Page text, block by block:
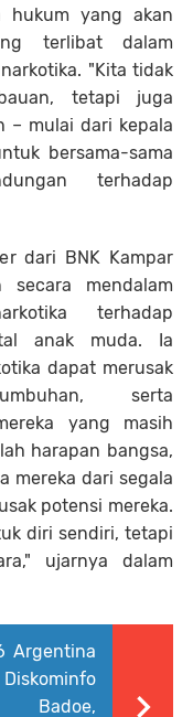
hukum yang akan
terlibat dalam
"Kita tidak
tetapi juga
– mulai dari kepala
bersama-sama
terhadap
dari BNK Kampar
secara mendalam
terhadap
anak muda. Ia
dapat merusak
serta
yang masih
harapan bangsa,
mereka dari segala
potensi mereka.
diri sendiri, tetapi
ujarnya dalam
Argentina
Badoe,